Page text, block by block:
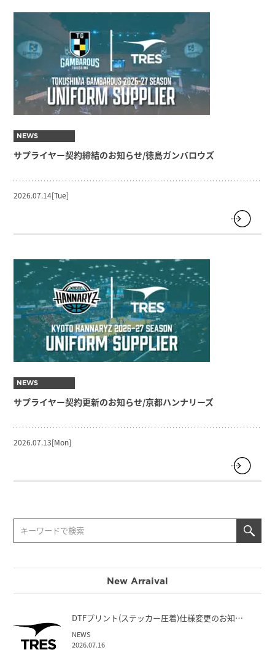
NEWS
サプライヤー契約締結のお知らせ/徳島ガンバロウズ
2026.07.14[Tue]
NEWS
サプライヤー契約更新のお知らせ/京都ハンナリーズ
2026.07.13[Mon]
New Arraival
DTFプリント(ステッカー圧着)仕様変更のお知…
NEWS
2026.07.16